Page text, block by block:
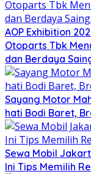
AOP Exhibition
Otoparts Tbk
dan Berdaya
Sayang Motor
hati Bodi Baret,
Sewa Mobil
Ini Tips Memilih